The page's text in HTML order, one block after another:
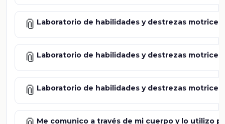
📎 Laboratorio de habilidades y destrezas
📎 Laboratorio de habilidades y destrezas
📎 Laboratorio de habilidades y destrezas
Me comunico a través de mi cuerpo y lo utilizo